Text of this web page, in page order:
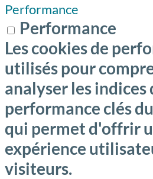
Performance
Performance
Les cookies de
utilisés pour
analyser les indices
performance clés
qui permet d'offrir
expérience
visiteurs.